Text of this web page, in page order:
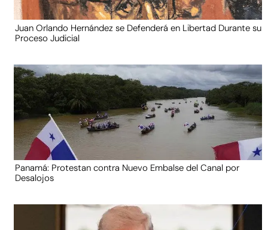
Juan Orlando Hernández se Defenderá en Libertad Durante su
Proceso Judicial
Panamá: Protestan contra Nuevo Embalse del Canal por
Desalojos